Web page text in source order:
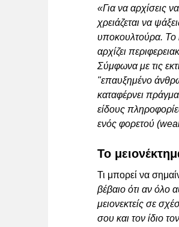
«Για να αρχίσεις
χρειάζεται να
υποκουλτούρα. Το
αρχίζει
Σύμφωνα με τις
"επαυξημένο
καταφέρνει
είδους
ενός φορετού
Το
Τι μπορεί να
βέβαιο ότι αν όλο
μειονεκτείς σε
σου και τον ίδιο